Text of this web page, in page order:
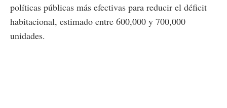
políticas públicas más efectivas para reducir el déficit
habitacional, estimado entre 600,000 y 700,000
unidades.